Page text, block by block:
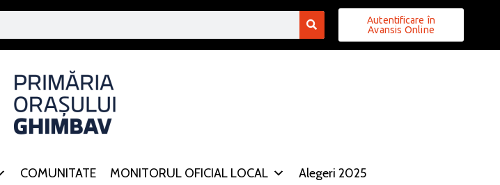
Autentificare în
Avansis Online
COMUNITATE MONITORUL OFICIAL LOCAL Alegeri 2025